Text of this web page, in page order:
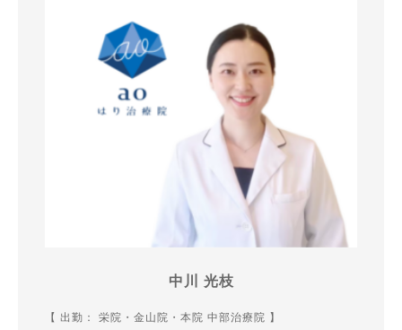
中川 光枝
【 出勤： 栄院・金山院・本院 中部治療院 】